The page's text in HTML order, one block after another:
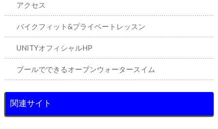
アクセス
バイクフィット&プライベートレッスン
UNITYオフィシャルHP
プールでできるオープンウォータースイム
関連サイト